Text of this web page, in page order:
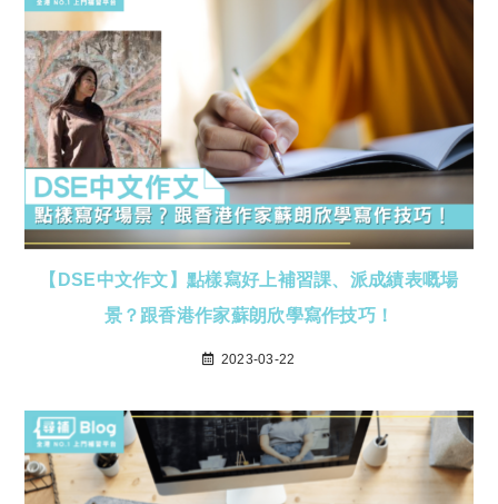
【DSE中文作文】點樣寫好上補習課、派成績表嘅場
景？跟香港作家蘇朗欣學寫作技巧！
2023-03-22